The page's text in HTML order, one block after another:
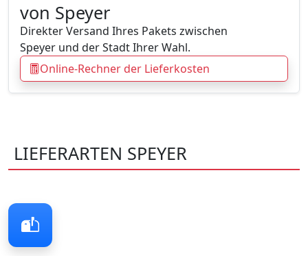
von Speyer
Direkter Versand Ihres Pakets zwischen
Speyer und der Stadt Ihrer Wahl.
Online-Rechner der Lieferkosten
LIEFERARTEN SPEYER